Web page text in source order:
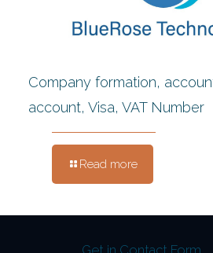
Company formation,
account, Visa, VAT Number
Read more
Get in Contact Form